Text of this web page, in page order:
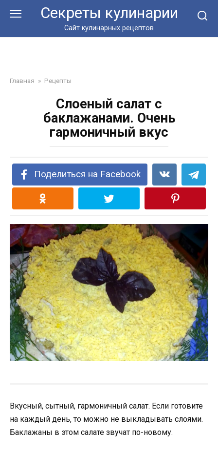
Секреты кулинарии
Сайт кулинарных рецептов
Главная » Рецепты
Слоеный салат с
баклажанами. Очень
гармоничный вкус
Поделиться на Facebook
Вкусный, сытный, гармоничный салат. Если готовите
на каждый день, то можно не выкладывать слоями.
Баклажаны в этом салате звучат по-новому.